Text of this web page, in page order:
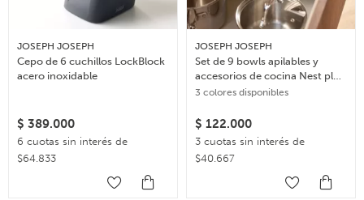
JOSEPH JOSEPH
Cepo de 6 cuchillos LockBlock
acero inoxidable
$ 389.000
6 cuotas sin interés de
$64.833
JOSEPH JOSEPH
Set de 9 bowls apilables y
accesorios de cocina Nest plus
– Multicolor
3 colores disponibles
$ 122.000
3 cuotas sin interés de
$40.667